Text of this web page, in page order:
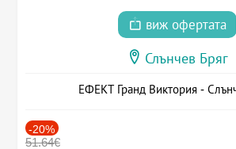
виж офертата
Слънчев Бряг
ЕФЕКТ Гранд Виктория -
-20%
51.64€